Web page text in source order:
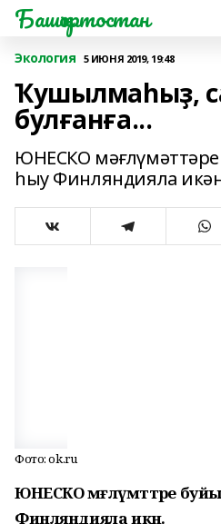
Башҡортостан
Экология 5 ИЮНЯ 2019, 19:48
Ҡушылмаһыҙ,
булғанға...
ЮНЕСКО мәғлүмәттәре
һыу Финляндияла
Фото: ok.ru
ЮНЕСКО мәғлүмәттәре
Финляндияла икән.